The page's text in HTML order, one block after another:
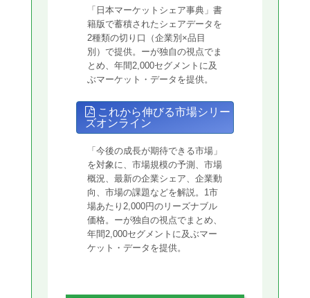
「日本マーケットシェア事典」書
籍版で蓄積されたシェアデータを
2種類の切り口（企業別×品目
別）で提供。ーが独自の視点でま
とめ、年間2,000セグメントに及
ぶマーケット・データを提供。
これから伸びる市場シリー
ズオンライン
「今後の成長が期待できる市場」
を対象に、市場規模の予測、市場
概況、最新の企業シェア、企業動
向、市場の課題などを解説。1市
場あたり2,000円のリーズナブル
価格。ーが独自の視点でまとめ、
年間2,000セグメントに及ぶマー
ケット・データを提供。